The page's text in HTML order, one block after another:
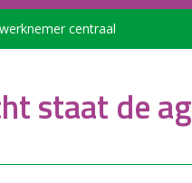
centraal
staat de